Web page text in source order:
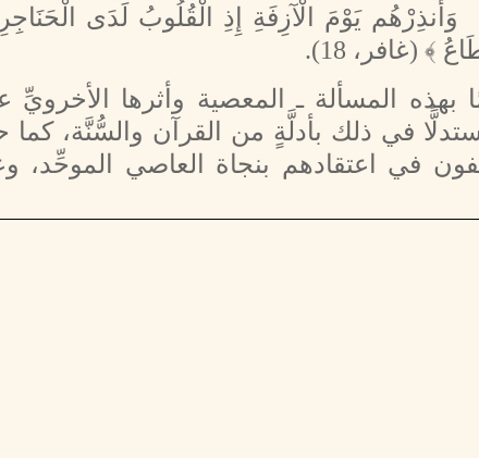
وَأَنذِرْهُم يَوْمَ الْآزِفَةِ إِذِ الْقُلُوبُ لَدَى
(غافر، 18).
بهذه المسألة ـ المعصية وأثرها
في ذلك بأدلَّةٍ من القرآن والسُّنَّة، كما
في اعتقادهم بنجاة العاصي الموحِّد،